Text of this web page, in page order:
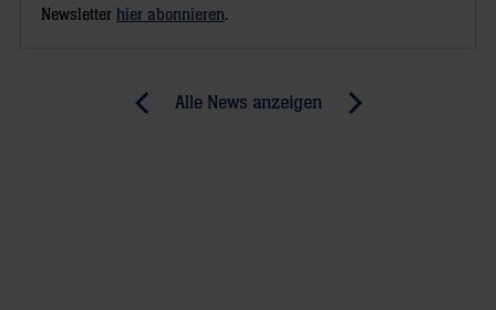
Newsletter hier abonnieren.
Alle News anzeigen